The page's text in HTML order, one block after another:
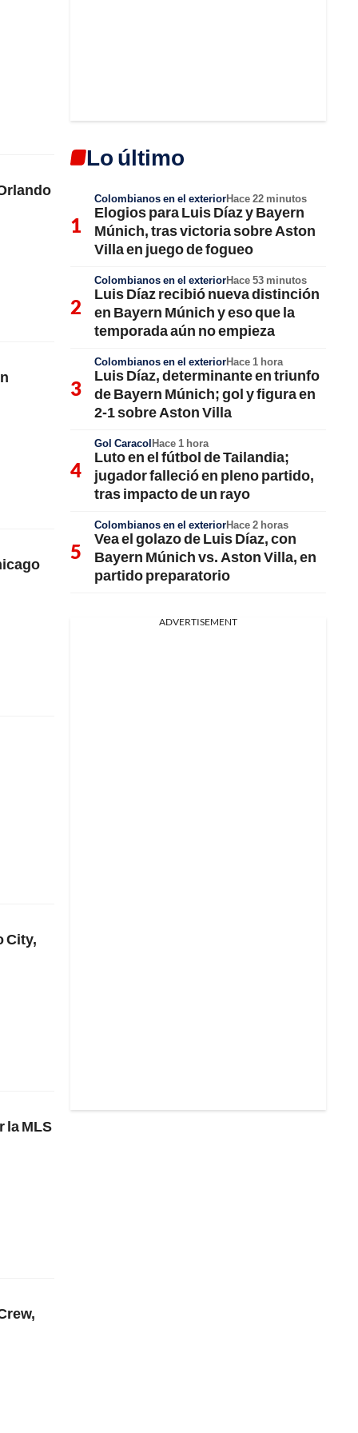
City,
la MLS
Lo último
Colombianos en el exteriorHace 22 minutos
Elogios para Luis Díaz y Bayern
Múnich, tras victoria sobre Aston
Villa en juego de fogueo
Colombianos en el exteriorHace 53 minutos
Luis Díaz recibió nueva distinción
en Bayern Múnich y eso que la
temporada aún no empieza
Colombianos en el exteriorHace 1 hora
Luis Díaz, determinante en triunfo
de Bayern Múnich; gol y figura en
2-1 sobre Aston Villa
Gol CaracolHace 1 hora
Luto en el fútbol de Tailandia;
jugador falleció en pleno partido,
tras impacto de un rayo
Colombianos en el exteriorHace 2 horas
Vea el golazo de Luis Díaz, con
Bayern Múnich vs. Aston Villa, en
partido preparatorio
ADVERTISEMENT